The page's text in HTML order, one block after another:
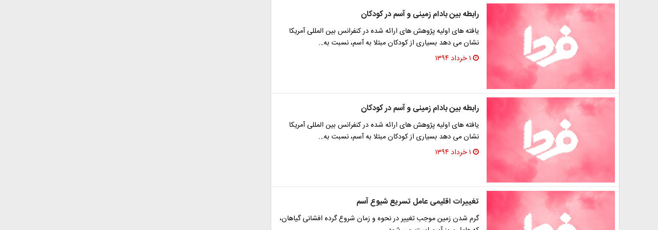
رابطه بین بادام زمینی و آسم در کودکان
یافته های اولیه پژوهش های ارائه شده در کنفرانس بین المللی آمریکا
نشان می دهد بسیاری از کودکان مبتلا به آسم، نسبت به…
۱ خرداد ۱۳۹۴
رابطه بین بادام زمینی و آسم در کودکان
یافته های اولیه پژوهش های ارائه شده در کنفرانس بین المللی آمریکا
نشان می دهد بسیاری از کودکان مبتلا به آسم، نسبت به…
۱ خرداد ۱۳۹۴
تغییرات اقلیمی عامل تسریع شیوع آسم
گرم شدن زمین موجب تغییر در نحوه و زمان شروع گرده افشانی گیاهان،